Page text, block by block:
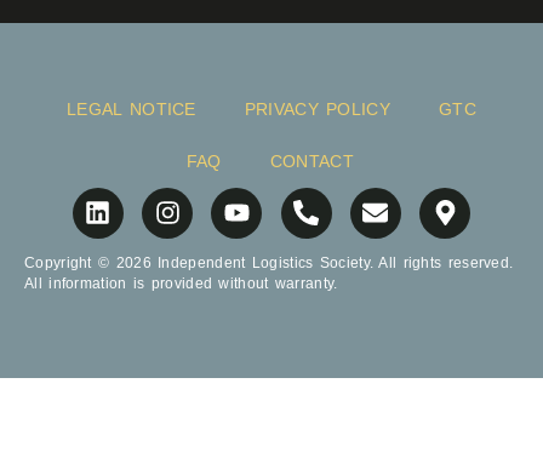
LEGAL NOTICE PRIVACY POLICY GTC
FAQ CONTACT
Copyright © 2026 Independent Logistics Society. All rights reserved.
All information is provided without warranty.